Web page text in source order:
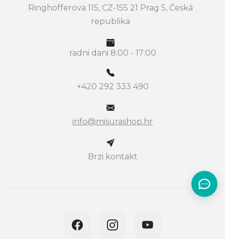
Ringhofferova 115, CZ-155 21 Prag 5, Česká
republika
radni dani 8:00 - 17:00
+420 292 333 490
info@misurashop.hr
Brzi kontakt